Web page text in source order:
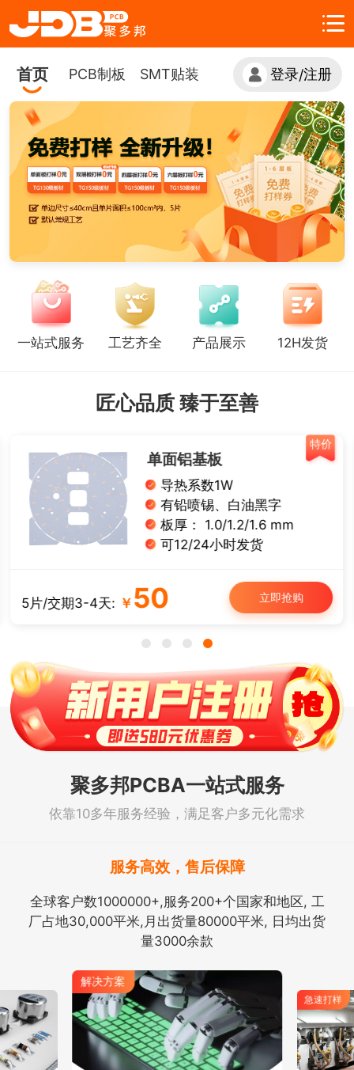
首页 PCB制板 SMT贴装 登录/注册
一站式服务 工艺齐全 产品展示 12H发货
匠心品质 臻于至善
特价
单面铝基板
导热系数1W
有铅喷锡、白油黑字
板厚： 1.0/1.2/1.6 mm
可12/24小时发货
5片/交期3-4天: ￥ 50 立即抢购
聚多邦PCBA一站式服务
依靠10多年服务经验，满足客户多元化需求
服务高效，售后保障
全球客户数1000000+,服务200+个国家和地区, 工
厂占地30,000平米,月出货量80000平米, 日均出货
量3000余款
解决方案
急速打样